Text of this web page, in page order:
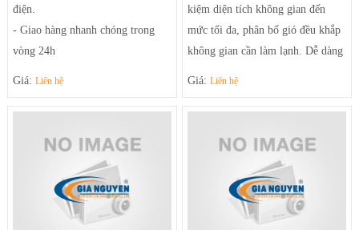
điện.
- Giao hàng nhanh chóng trong
vòng 24h
- Thiết kế đơn giản hiện đại phù
- Sưởi ấm và làm lạnh nhanh
Giá:Liên hệ
kiệm diện tích không gian đến
mức tối đa, phân bố gió đều khắp
không gian cần làm lạnh. Dễ dàng
hướng tạo luồng gió mạnh mẽ
máy theo luồng tối ưu và trải rộng
để khí mát có thể đến tận những
góc phòng xa nhất.
Giá: Liên hệ